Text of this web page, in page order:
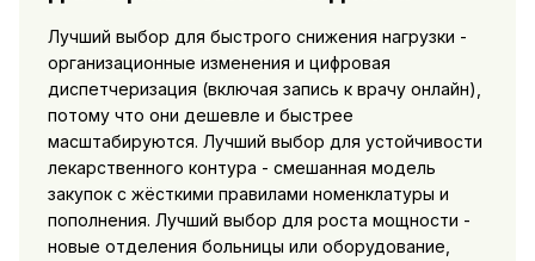
Лучший выбор для быстрого снижения нагрузки -
организационные изменения и цифровая
диспетчеризация (включая запись к врачу онлайн),
потому что они дешевле и быстрее
масштабируются. Лучший выбор для устойчивости
лекарственного контура - смешанная модель
закупок с жёсткими правилами номенклатуры и
пополнения. Лучший выбор для роста мощности -
новые отделения больницы или оборудование,